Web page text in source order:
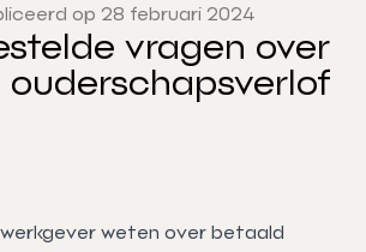
op 28 februari 2024
vragen over
weten over betaald